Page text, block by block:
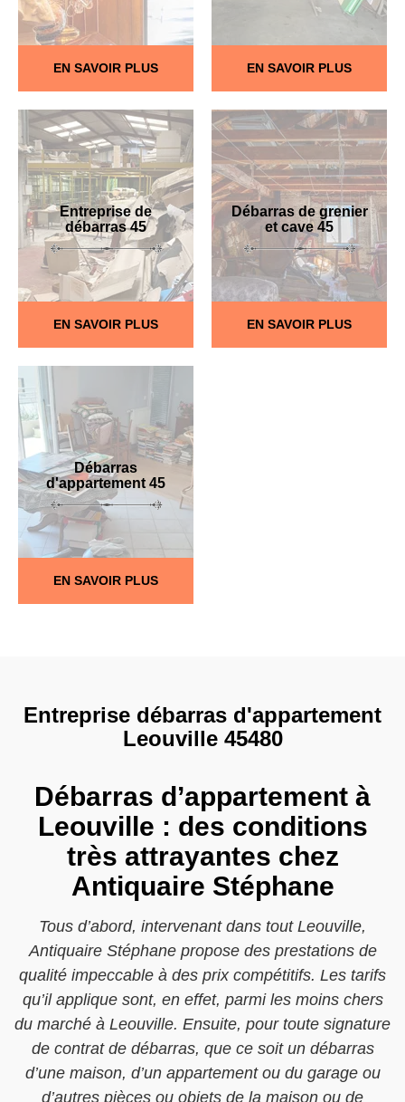
EN SAVOIR PLUS EN SAVOIR PLUS
Entreprise de
débarras 45
EN SAVOIR PLUS
Débarras de grenier
et cave 45
EN SAVOIR PLUS
Débarras
d'appartement 45
EN SAVOIR PLUS
Entreprise débarras d'appartement
Leouville 45480
Débarras d’appartement à
Leouville : des conditions
très attrayantes chez
Antiquaire Stéphane
Tous d’abord, intervenant dans tout Leouville,
Antiquaire Stéphane propose des prestations de
qualité impeccable à des prix compétitifs. Les tarifs
qu’il applique sont, en effet, parmi les moins chers
du marché à Leouville. Ensuite, pour toute signature
de contrat de débarras, que ce soit un débarras
d’une maison, d’un appartement ou du garage ou
d’autres pièces ou objets de la maison ou de